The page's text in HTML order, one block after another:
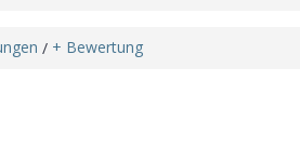
/ + Bewertung